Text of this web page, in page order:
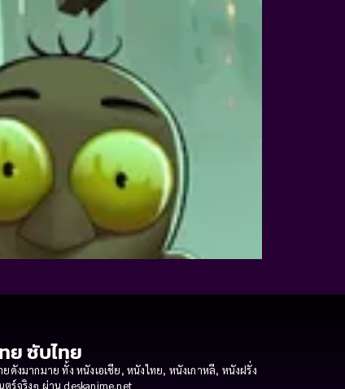
ย ซับไทย
มากมาย ทั้ง หนังเอเชีย, หนังไทย, หนังเกาหลี, หนังฝรั่ง
ร์จริงๆ ผ่าน deskanime.net